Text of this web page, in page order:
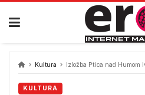
Skip
content
Kultura Izložba Ptica nad Humom Ivana
KULTURA